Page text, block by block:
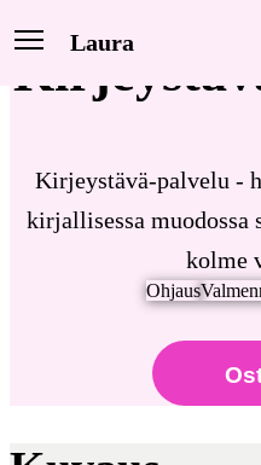
Laura
Kirjeystävä-palvelu -
kirjallisessa muodossa
kolme
Ohjaus